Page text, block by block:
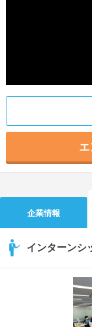
企業情報
インターンシ